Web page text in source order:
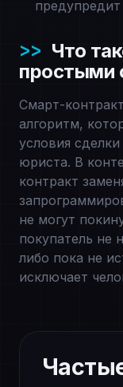
предупредит
Что
простыми
Смарт-
алгоритм,
условия
юриста. В
контракт
не могут
покупатель не
либо пока не
исключает